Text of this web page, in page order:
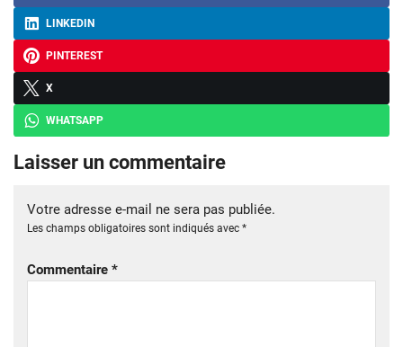
LINKEDIN
PINTEREST
X
WHATSAPP
Laisser un commentaire
Votre adresse e-mail ne sera pas publiée.
Les champs obligatoires sont indiqués avec *
Commentaire *